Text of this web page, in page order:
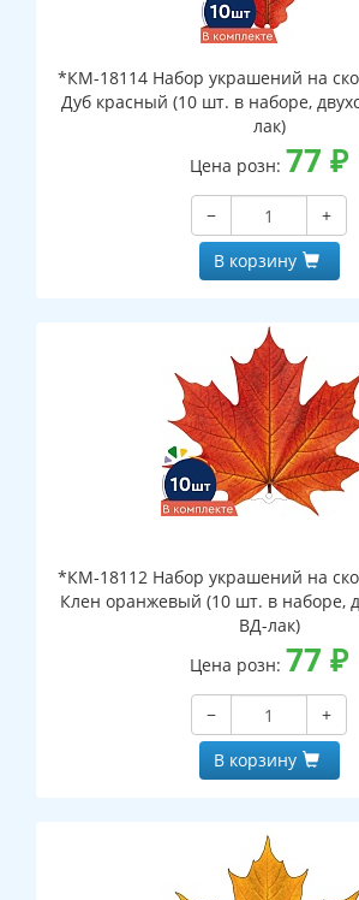
*КМ-18114 Набор украшений на
Дуб красный (10 шт. в наборе,
лак)
Цена розн: 77 ₽
−
+
В корзину
*КМ-18112 Набор украшений на
Клен оранжевый (10 шт. в наборе,
ВД-лак)
Цена розн: 77 ₽
−
+
В корзину